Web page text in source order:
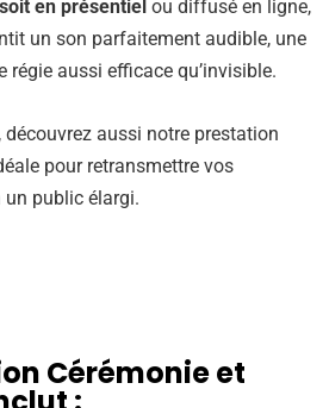
en présentiel ou diffusé en ligne,
un son parfaitement audible, une
régie aussi efficace qu’invisible.
aussi notre prestation
pour retransmettre vos
un public élargi.
Cérémonie et